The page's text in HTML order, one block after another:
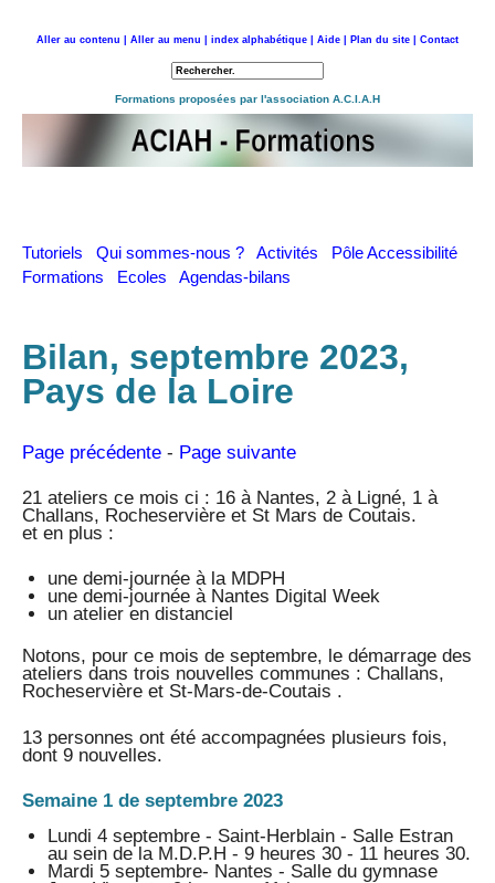
Aller au contenu | Aller au menu | index alphabétique | Aide | Plan du site | Contact
Formations proposées par l'association A.C.I.A.H
Tutoriels Qui sommes-nous ? Activités Pôle Accessibilité
Formations Ecoles Agendas-bilans
Bilan, septembre 2023,
Pays de la Loire
Page précédente - Page suivante
21 ateliers ce mois ci : 16 à Nantes, 2 à Ligné, 1 à
Challans, Rocheservière et St Mars de Coutais.
et en plus :
une demi-journée à la MDPH
une demi-journée à Nantes Digital Week
un atelier en distanciel
Notons, pour ce mois de septembre, le démarrage des
ateliers dans trois nouvelles communes : Challans,
Rocheservière et St-Mars-de-Coutais .
13 personnes ont été accompagnées plusieurs fois,
dont 9 nouvelles.
Semaine 1 de septembre 2023
Lundi 4 septembre - Saint-Herblain - Salle Estran
au sein de la M.D.P.H - 9 heures 30 - 11 heures 30.
Mardi 5 septembre- Nantes - Salle du gymnase